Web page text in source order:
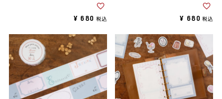
¥ 680 税込 ¥ 680 税込